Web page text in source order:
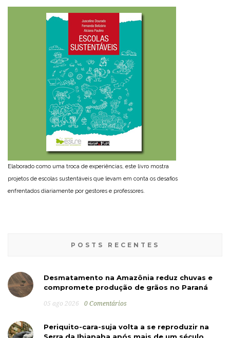
Elaborado como uma troca de experiências, este livro mostra
projetos de escolas sustentáveis que levam em conta os desafios
enfrentados diariamente por gestores e professores.
POSTS RECENTES
Desmatamento na Amazônia reduz chuvas e
compromete produção de grãos no Paraná
05 ago 2026 0 Comentários
Periquito-cara-suja volta a se reproduzir na